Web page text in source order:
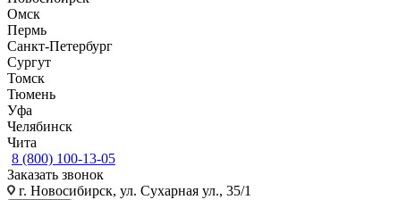
Омск
Пермь
Санкт-Петербург
Сургут
Томск
Тюмень
Уфа
Челябинск
Чита
8 (800) 100-13-05
Заказать звонок
г. Новосибирск, ул. Сухарная ул., 35/1